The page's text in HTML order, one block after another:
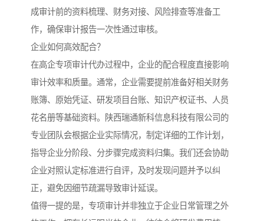
成审计前的资料梳理、财务对接、风险排查等准备工
作，确保审计报告一次性通过审核。
企业如何高效配合？
在高企专项审计代办过程中，企业的配合程度直接影响
审计效率和质量。通常，企业需要提前准备好相关财务
账簿、原始凭证、研发项目台账、知识产权证书、人员
花名册等基础资料。陕西瑞通新科信息科技有限公司的
专业团队会根据企业实际情况，制定详细的工作计划，
指导企业分阶段、分步骤完成资料归集。我们还会协助
企业对照认定标准进行自评，及时发现问题并予以纠
正，避免因细节疏漏导致审计延误。
值得一提的是，专项审计并非独立于企业日常管理之外